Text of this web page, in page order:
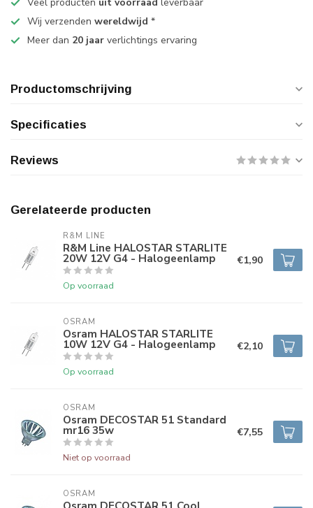
Wij verzenden wereldwijd *
Meer dan 20 jaar verlichtings ervaring
Productomschrijving
Specificaties
Reviews
Gerelateerde producten
R&M LINE
R&M Line HALOSTAR STARLITE
20W 12V G4 - Halogeenlamp
Op voorraad
€1,90
OSRAM
Osram HALOSTAR STARLITE
10W 12V G4 - Halogeenlamp
Op voorraad
€2,10
OSRAM
Osram DECOSTAR 51 Standard
mr16 35w
Niet op voorraad
€7,55
OSRAM